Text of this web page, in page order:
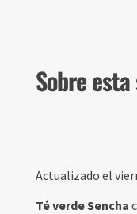
Sobre
Actualizado el
Té verde Sencha